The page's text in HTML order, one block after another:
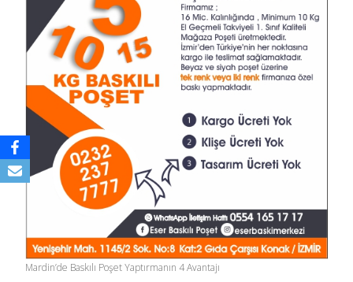
Mardin’de Baskılı Poşet Yaptırmanın 4 Avantajı